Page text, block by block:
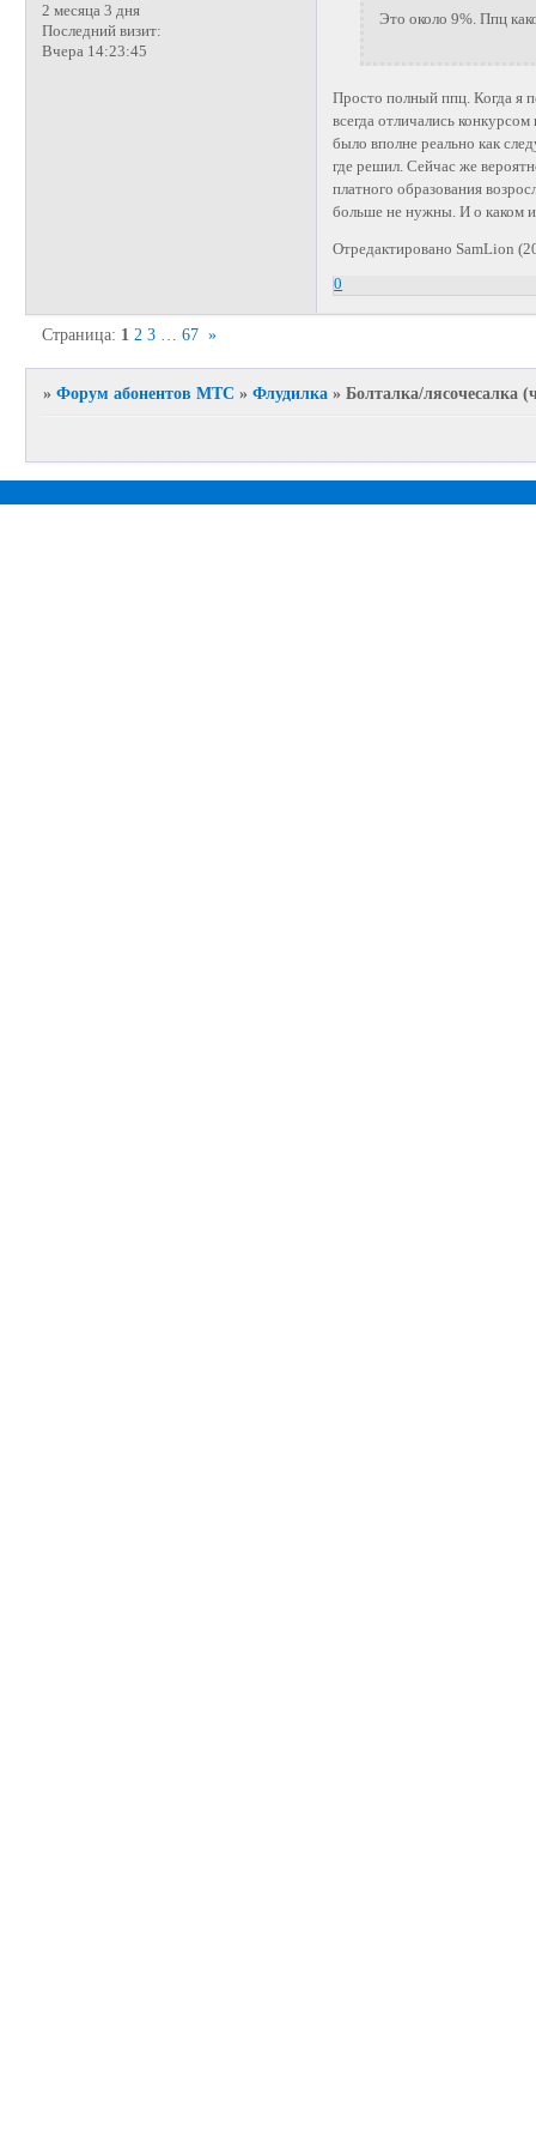
2 месяца 3 дня
Последний визит:
Вчера 14:23:45
Это около 9%. Ппц
Просто полный ппц. Когда я
всегда отличались
было вполне реально как
где решил. Сейчас же
платного образования
больше не нужны. И о каком
Отредактировано SamLion
0
Страница: 1 2 3 67 »
»Форум абонентов МТС »Флудилка »Болталка/лясочесалка